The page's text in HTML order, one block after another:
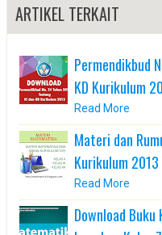
ARTIKEL TERKAIT
Permendikbud
KD Kurikulum
Read More
Materi dan
Kurikulum 2013
Read More
Download